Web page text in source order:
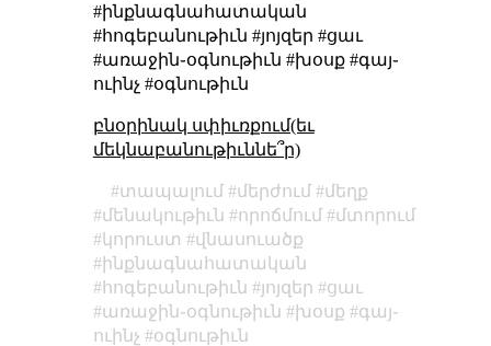
#ինքնագնահատական
#հոգեբանութիւն #յոյզեր #ցաւ
#առաջին֊օգնութիւն #խօսք #գայ֊
ուինչ #օգնութիւն
բնօրինակ սփիւռքում(եւ
մեկնաբանութիւննե՞ր)
տապալում մերժում
մեղք
մենակութիւն
որոճմում
մտորում
կորուստ
վնասուածք
ինքնագնահատական
հոգեբանութիւն
յոյզեր
ցաւ
առաջին֊օգնութիւն
խօսք
գայ֊
ուինչ
օգնութիւն